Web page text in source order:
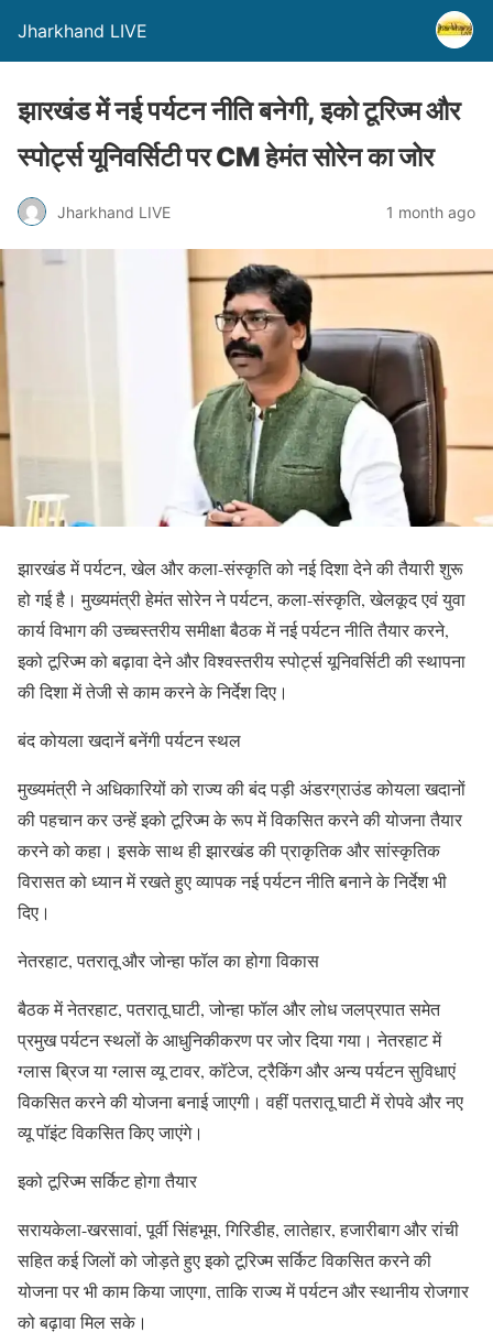
Jharkhand LIVE
झारखंड में नई पर्यटन नीति बनेगी, इको टूरिज्म और
स्पोर्ट्स यूनिवर्सिटी पर CM हेमंत सोरेन का जोर
Jharkhand LIVE 1 month ago
झारखंड में पर्यटन, खेल और कला-संस्कृति को नई दिशा देने की तैयारी शुरू
हो गई है। मुख्यमंत्री हेमंत सोरेन ने पर्यटन, कला-संस्कृति, खेलकूद एवं युवा
कार्य विभाग की उच्चस्तरीय समीक्षा बैठक में नई पर्यटन नीति तैयार करने,
इको टूरिज्म को बढ़ावा देने और विश्वस्तरीय स्पोर्ट्स यूनिवर्सिटी की स्थापना
की दिशा में तेजी से काम करने के निर्देश दिए।
बंद कोयला खदानें बनेंगी पर्यटन स्थल
मुख्यमंत्री ने अधिकारियों को राज्य की बंद पड़ी अंडरग्राउंड कोयला खदानों
की पहचान कर उन्हें इको टूरिज्म के रूप में विकसित करने की योजना तैयार
करने को कहा। इसके साथ ही झारखंड की प्राकृतिक और सांस्कृतिक
विरासत को ध्यान में रखते हुए व्यापक नई पर्यटन नीति बनाने के निर्देश भी
दिए।
नेतरहाट, पतरातू और जोन्हा फॉल का होगा विकास
बैठक में नेतरहाट, पतरातू घाटी, जोन्हा फॉल और लोध जलप्रपात समेत
प्रमुख पर्यटन स्थलों के आधुनिकीकरण पर जोर दिया गया। नेतरहाट में
ग्लास ब्रिज या ग्लास व्यू टावर, कॉटेज, ट्रैकिंग और अन्य पर्यटन सुविधाएं
विकसित करने की योजना बनाई जाएगी। वहीं पतरातू घाटी में रोपवे और नए
व्यू पॉइंट विकसित किए जाएंगे।
इको टूरिज्म सर्किट होगा तैयार
सरायकेला-खरसावां, पूर्वी सिंहभूम, गिरिडीह, लातेहार, हजारीबाग और रांची
सहित कई जिलों को जोड़ते हुए इको टूरिज्म सर्किट विकसित करने की
योजना पर भी काम किया जाएगा, ताकि राज्य में पर्यटन और स्थानीय रोजगार
को बढ़ावा मिल सके।